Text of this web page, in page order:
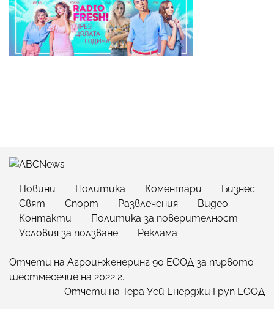
Новини Политика Коментари
Бизнес
Свят
Спорт Развлечения
Видео
Контакти
Политика за поверителност
Условия за ползване
Реклама
Отчети на Агроинженеринг 90 ЕООД за първото
шестмесечие на 2022 г.
Отчети на Тера Уей Енерджи Груп ЕООД